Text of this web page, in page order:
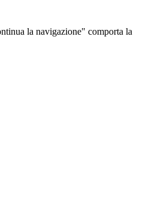
la navigazione" comporta la